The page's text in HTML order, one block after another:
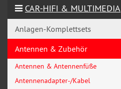
CAR-HIFI & MULTIMEDIA
Anlagen-Komplettsets
Antennen & Zubehör
Antennen & Antennenfüße
Antennenadapter-/Kabel